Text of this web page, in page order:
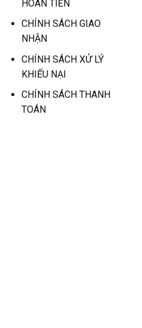
HOÀN TIỀN
CHÍNH SÁCH GIAO
NHẬN
CHÍNH SÁCH XỬ LÝ
KHIẾU NẠI
CHÍNH SÁCH THANH
TOÁN